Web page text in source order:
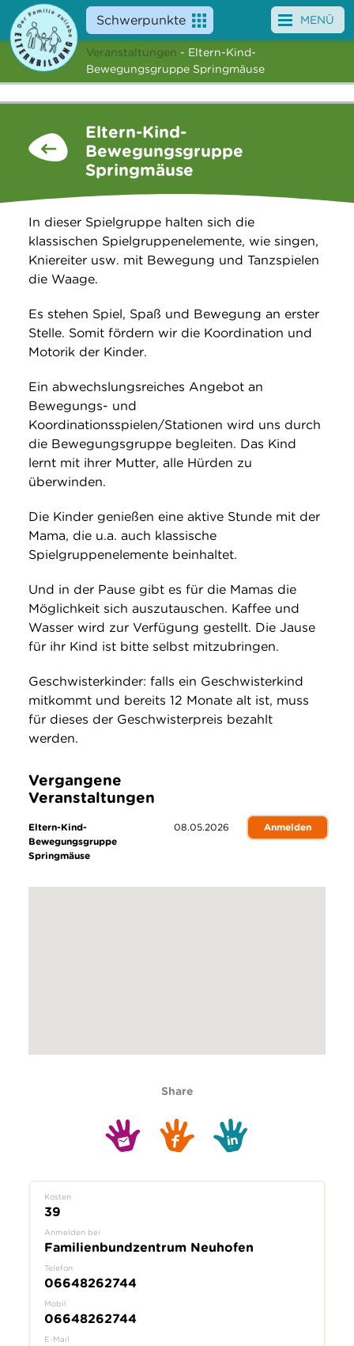
Schwerpunkte
Angebote
News
Suche
MENÜ
Veranstaltungen - Eltern-Kind-
Bewegungsgruppe Springmäuse
Eltern-Kind-
Bewegungsgruppe
Springmäuse
In dieser Spielgruppe halten sich die
klassischen Spielgruppenelemente, wie singen,
Kniereiter usw. mit Bewegung und Tanzspielen
die Waage.
Es stehen Spiel, Spaß und Bewegung an erster
Stelle. Somit fördern wir die Koordination und
Motorik der Kinder.
Ein abwechslungsreiches Angebot an
Bewegungs- und
Koordinationsspielen/Stationen wird uns durch
die Bewegungsgruppe begleiten. Das Kind
lernt mit ihrer Mutter, alle Hürden zu
überwinden.
Die Kinder genießen eine aktive Stunde mit der
Mama, die u.a. auch klassische
Spielgruppenelemente beinhaltet.
Und in der Pause gibt es für die Mamas die
Möglichkeit sich auszutauschen. Kaffee und
Wasser wird zur Verfügung gestellt. Die Jause
für ihr Kind ist bitte selbst mitzubringen.
Geschwisterkinder: falls ein Geschwisterkind
mitkommt und bereits 12 Monate alt ist, muss
für dieses der Geschwisterpreis bezahlt
werden.
Vergangene
Veranstaltungen
Eltern-Kind-
Bewegungsgruppe
Springmäuse
08.05.2026 Anmelden
Share
Kosten
39
Anmelden bei
Familienbundzentrum Neuhofen
Telefon
06648262744
Mobil
06648262744
E-Mail